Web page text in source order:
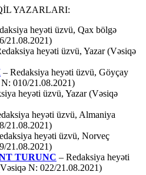
YAZARLARI:
heyəti üzvü, Qax bölgə
21.08.2021)
heyəti üzvü, Yazar (Vəsiqə
– Redaksiya heyəti üzvü, Göyçay
010/21.08.2021)
heyəti üzvü, Yazar (Vəsiqə
heyəti üzvü, Almaniya
21.08.2021)
heyəti üzvü, Norveç
21.08.2021)
TURUNC – Redaksiya heyəti
N: 022/21.08.2021)